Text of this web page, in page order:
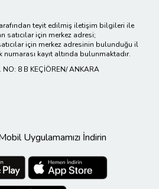
teyit edilmiş iletişim bilgileri ile
satıcılar için merkez adresi;
için merkez adresinin bulunduğu il
kayıt altında bulunmaktadır.
8 B KEÇİÖREN/ ANKARA
Uygulamamızı İndirin